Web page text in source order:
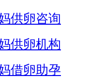
供卵咨询
供卵机构
借卵助孕